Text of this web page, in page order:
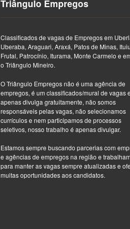
Triângulo Empregos
Classificados de vagas de Empregos em
Uberaba, Araguari, Araxá, Patos de Minas,
Frutal, Patrocínio, Iturama, Monte Carmelo e
o Triângulo Mineiro.
O Triângulo Empregos não é uma agência de
empregos, é um classificados/mural de vagas
apenas divulga gratuitamente, não somos
responsáveis pelas vagas, não selecionamos
currículos e nem participamos de processos
seletivos, nosso trabalho é apenas divulgar.
Estamos sempre buscando parcerias com
e agências de empregos na região e
para manter as vagas sempre atualizadas e
muitas oportunidades aos candidatos.